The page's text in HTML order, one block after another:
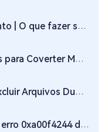
computador Windows 11 está lento?
MOV para MP4 em MAC
Rápido e Seguro
da câmera no Windows 10/11